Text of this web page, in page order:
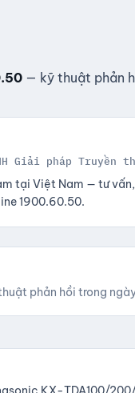
— kỹ thuật phản
Giải pháp Truyền
tại Việt Nam — tư
1900.60.50.
phản hồi trong